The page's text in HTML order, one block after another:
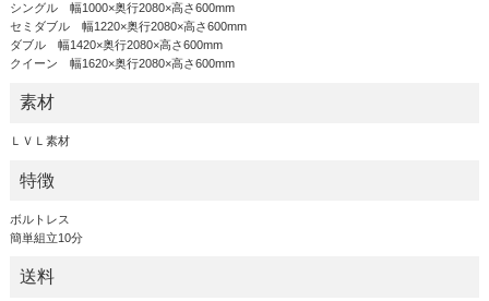
シングル 幅1000×奥行2080×高さ600mm
セミダブル 幅1220×奥行2080×高さ600mm
ダブル 幅1420×奥行2080×高さ600mm
クイーン 幅1620×奥行2080×高さ600mm
素材
ＬＶＬ素材
特徴
ボルトレス
簡単組立10分
送料